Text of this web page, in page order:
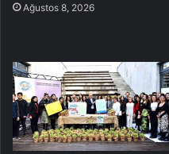
Ağustos 8, 2026